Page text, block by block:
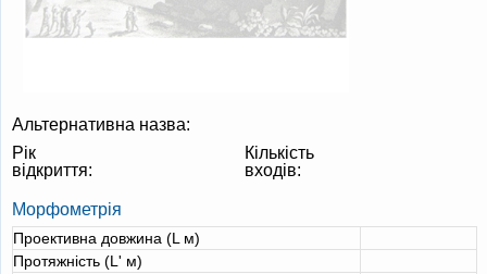
Альтернативна назва:
Рік
відкриття:
Кількість
входів:
Морфометрія
Проективна довжина (L м)
Протяжність (L' м)